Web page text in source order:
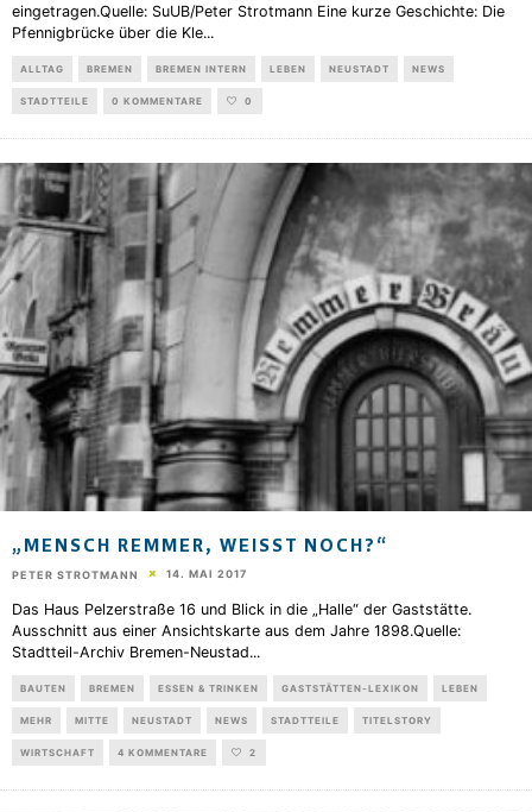
eingetragen.Quelle: SuUB/Peter Strotmann Eine kurze Geschichte: Die
Pfennigbrücke über die Kle...
ALLTAG BREMEN BREMEN INTERN LEBEN NEUSTADT NEWS
STADTTEILE 0 KOMMENTARE 0
„MENSCH REMMER, WEISST NOCH?“
PETER STROTMANN 14. MAI 2017
Das Haus Pelzerstraße 16 und Blick in die „Halle“ der Gaststätte.
Ausschnitt aus einer Ansichtskarte aus dem Jahre 1898.Quelle:
Stadtteil-Archiv Bremen-Neustad...
BAUTEN BREMEN ESSEN & TRINKEN GASTSTÄTTEN-LEXIKON LEBEN
MEHR MITTE NEUSTADT NEWS STADTTEILE TITELSTORY
WIRTSCHAFT 4 KOMMENTARE 2